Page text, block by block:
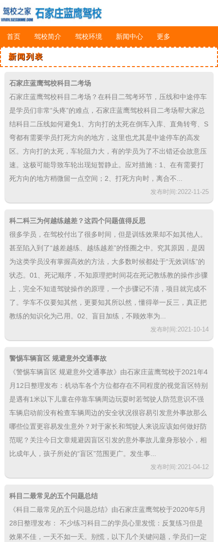
首页 驾校简介 驾校环境 新闻中心 更多
新闻列表
石家庄蓝鹰驾校科目二考场
石家庄蓝鹰驾校科目二考场？在科目二驾考环节，压线和中途停车
是学员们非常“头疼”的难点，石家庄蓝鹰驾校科目二考场帮大家总
结科目二压线如何避免1、方向打的太死在倒车入库、直角转弯、S
弯都有需要学员打死方向的地方，这里也尤其是中途停车的高发
区。方向打的太死，车轮阻力大，有的学员为了不出错还会故意压
速。这极可能导致车轮出现短暂静止。应对措施：1、在有需要打
死方向的地方稍微留一点空间；2、打死方向时，离合不...
发布时间:2022-11-25
科二科三为何越练越差？这四个问题值得反思
很多学员，在驾校付出了很多时间，但是训练效果却不如其他人。
甚至陷入到了“越差越练、越练越差”的怪圈之中。究其原因，是因
为这类学员没有掌握高效的方法，大多数时候都处于“无效训练”的
状态。01、死记顺序，不知原理把时间花在死记教练教的操作步骤
上，完全不知道驾驶操作的原理，一个步骤记不清，项目就完成不
了。学车不仅要知其然，更要知其所以然，懂得举一反三，真正把
教练的知识化为己用。02、盲目加练，不顾效率为...
发布时间:2021-10-14
警惕车辆盲区 规避意外交通事故
《警惕车辆盲区 规避意外交通事故》由石家庄蓝鹰驾校于2021年4
月12日整理发布：机动车各个方位都存在不同程度的视觉盲区特别
是遇有1米以下儿童在停靠车辆周边玩耍时若驾驶人防范意识不强
车辆启动前没有检查车辆周边的安全状况很容易引发意外事故那么
哪些位置更容易发生意外？对于家长和驾驶人来说应该如何做好防
范呢？关注今日文章规避因盲区引发的意外事故儿童身形较小，相
比成年人，孩子所处的“盲区”范围更广。发生事...
发布时间:2021-04-12
科目二最常见的五个问题总结
《科目二最常见的五个问题总结》由石家庄蓝鹰驾校于2020年5月
28日整理发布： 不少练习科目二的学员心里发慌：反复练习但是
效果不佳，一天不如一天。别慌，以下几个关键问题，学员们一定